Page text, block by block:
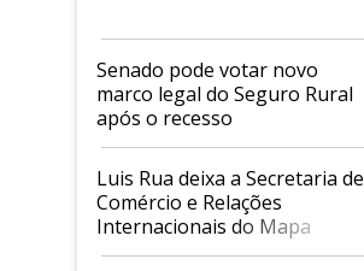
Senado pode votar novo
marco legal do Seguro Rural
após o recesso
Luis Rua deixa a Secretaria de
Comércio e Relações
Internacionais do Mapa